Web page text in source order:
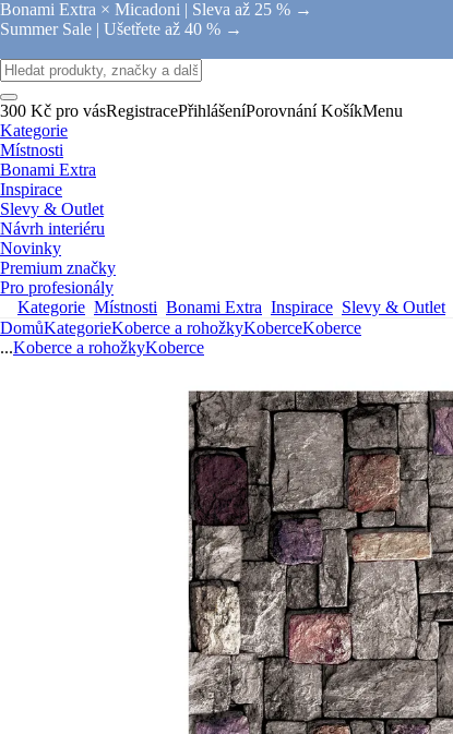
Bonami Extra × Micadoni | Sleva až 25 % →
Summer Sale | Ušetřete až 40 % →
300 Kč pro vásRegistracePřihlášeníPorovnání KošíkMenu
Kategorie
Místnosti
Bonami Extra
Inspirace
Slevy & Outlet
Návrh interiéru
Novinky
Premium značky
Pro profesionály
Kategorie Místnosti Bonami Extra Inspirace Slevy & Outlet
DomůKategorieKoberce a rohožkyKoberceKoberce
...Koberce a rohožkyKoberce